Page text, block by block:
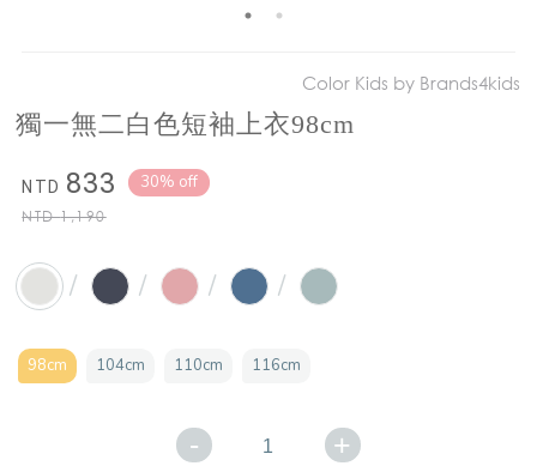
Color Kids by Brands4kids
獨一無二白色短袖上衣98cm
NTD 833
NTD1,190
30% off
/ / / /
98cm 104cm 110cm 116cm
- +